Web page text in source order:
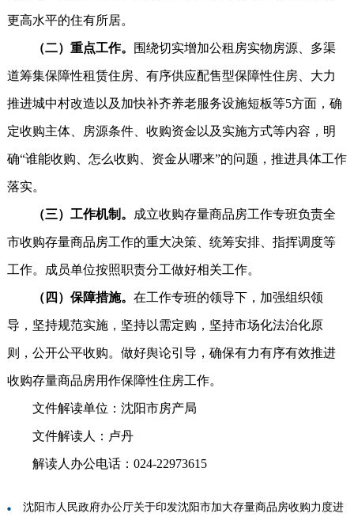
更高水平的住有所居。
（二）重点工作。 围绕切实增加公租房实物房源、多渠
道筹集保障性租赁住房、有序供应配售型保障性住房、大力
推进城中村改造以及加快补齐养老服务设施短板等5方面，确
定收购主体、房源条件、收购资金以及实施方式等内容，明
确“谁能收购、怎么收购、资金从哪来”的问题，推进具体工作
落实。
（三）工作机制。 成立收购存量商品房工作专班负责全
市收购存量商品房工作的重大决策、统筹安排、指挥调度等
工作。成员单位按照职责分工做好相关工作。
（四）保障措施。 在工作专班的领导下，加强组织领
导，坚持规范实施，坚持以需定购，坚持市场化法治化原
则，公开公平收购。做好舆论引导，确保有力有序有效推进
收购存量商品房用作保障性住房工作。
文件解读单位：沈阳市房产局
文件解读人：卢丹
解读人办公电话：024-22973615
沈阳市人民政府办公厅关于印发沈阳市加大存量商品房收购力度进